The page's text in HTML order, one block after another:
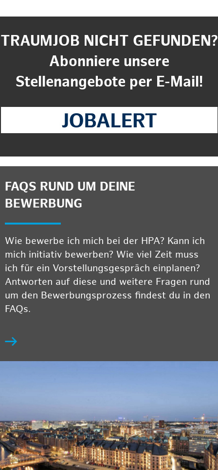
TRAUMJOB NICHT GEFUNDEN?
Abonniere unsere
Stellenangebote per E-Mail!
FAQS RUND UM DEINE
BEWERBUNG
Wie bewerbe ich mich bei der HPA? Kann ich
mich initiativ bewerben? Wie viel Zeit muss
ich für ein Vorstellungsgespräch einplanen?
Antworten auf diese und weitere Fragen rund
um den Bewerbungsprozess findest du in den
FAQs.